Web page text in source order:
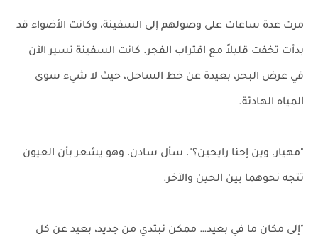
مرت عدة ساعات على وصولهم إلى السفينة، وكانت الأضواء قد
بدأت تخفت قليلاً مع اقتراب الفجر. كانت السفينة تسير الآن
في عرض البحر، بعيدة عن خط الساحل، حيث لا شيء سوى
المياه الهادئة.
"مهيار، وين إحنا رايحين؟"، سأل سادن، وهو يشعر بأن العيون
تتجه نحوهما بين الحين والآخر.
"إلى مكان ما في بعيد… ممكن نبتدي من جديد، بعيد عن كل